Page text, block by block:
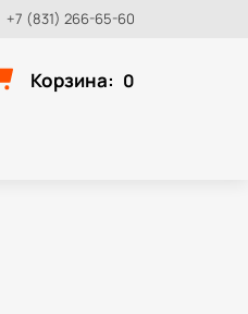
+7 (831) 266-65-60
Корзина: 0